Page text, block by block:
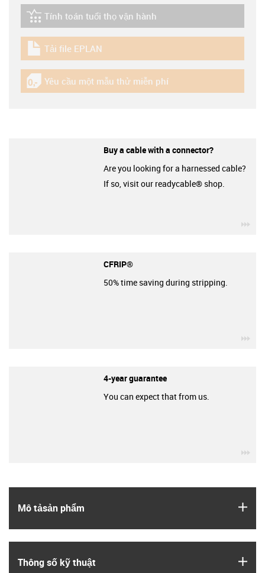
Mô tả­sản phẩm
Thông số kỹ thuật
igus-icon-lebensdauerrechner
Tính toán tuổi thọ vận hành
igus-icon-download-plan
Tải file EPLAN
igus-icon-gratismuster
Yêu cầu một mẫu thử miễn phí
Buy a cable with a connector?
Are you looking for a harnessed cable?
If so, visit our readycable® shop.
CFRIP®
50% time saving during stripping.
4-year guarantee
You can expect that from us.